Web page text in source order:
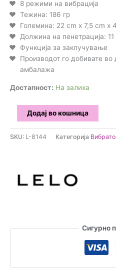
8 режими на вибрација
Тежина: 186 гр
Големина: 22 cm x 7,5 cm x
Должина на пенетрација: 11
Функција за заклучување
Производот го добивате
амбалажа
Достапност: На залиха
Вибратор
количина
Додај во кошница
SKU: L-8144 Категорија
Сигурно